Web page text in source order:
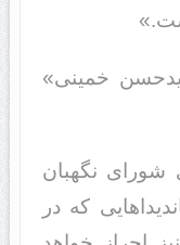
خمینی»
نگهبان
که در